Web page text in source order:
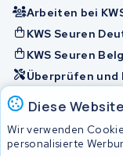
Diese
Wir verwenden
personalisierte
Arbeiten bei
KWS Seuren
KWS Seuren
Überprüfen und